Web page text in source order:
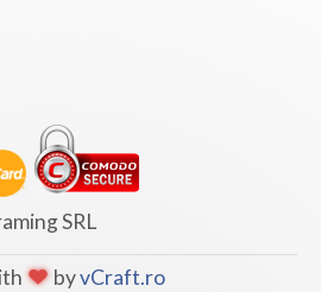
SRL
byvCraft.ro